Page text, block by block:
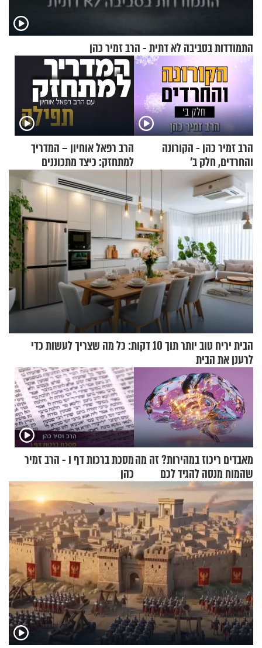
התמודדות בסביבה לא דתית - הרב זמיר כהן
הרב זמיר כהן - הקורונה
והחרדים, חלק ב’
הרב רפאל אוחיון – המדריך
למתחזק: כיצד מתכוננים
הבית יריח טוב יותר תוך 10 דקות: כל מה שצריך לעשות כדי
לרענן את הבית
מאבדים ריכוז במהירות? זה מה
שהמוח מנסה להגיד לכם
מסכת ברכות דף ו - הרב זמיר
כהן